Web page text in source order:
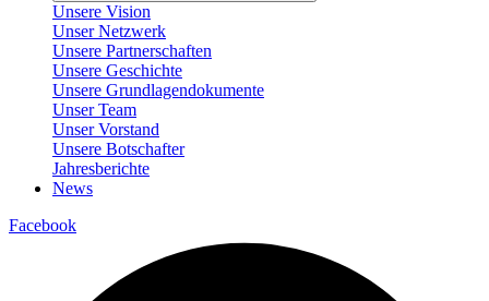
Unsere Vision
Unser Netzwerk
Unsere Partnerschaften
Unsere Geschichte
Unsere Grundlagendokumente
Unser Team
Unser Vorstand
Unsere Botschafter
Jahresberichte
News
Facebook